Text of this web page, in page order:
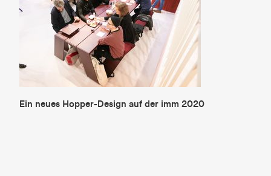
Ein neues Hopper-Design auf der imm 2020